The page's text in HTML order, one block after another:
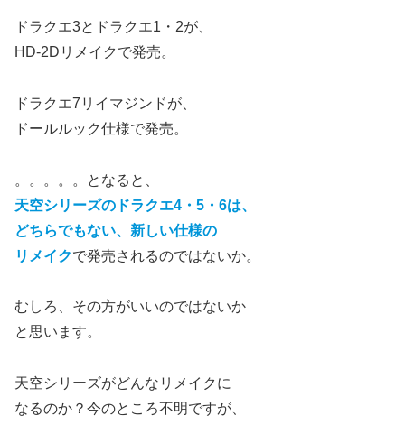
ドラクエ3とドラクエ1・2が、
HD-2Dリメイクで発売。
ドラクエ7リイマジンドが、
ドールルック仕様で発売。
。。。。。となると、
天空シリーズのドラクエ4・5・6は、
どちらでもない、新しい仕様の
リメイクで発売されるのではないか。
むしろ、その方がいいのではないか
と思います。
天空シリーズがどんなリメイクに
なるのか？今のところ不明ですが、